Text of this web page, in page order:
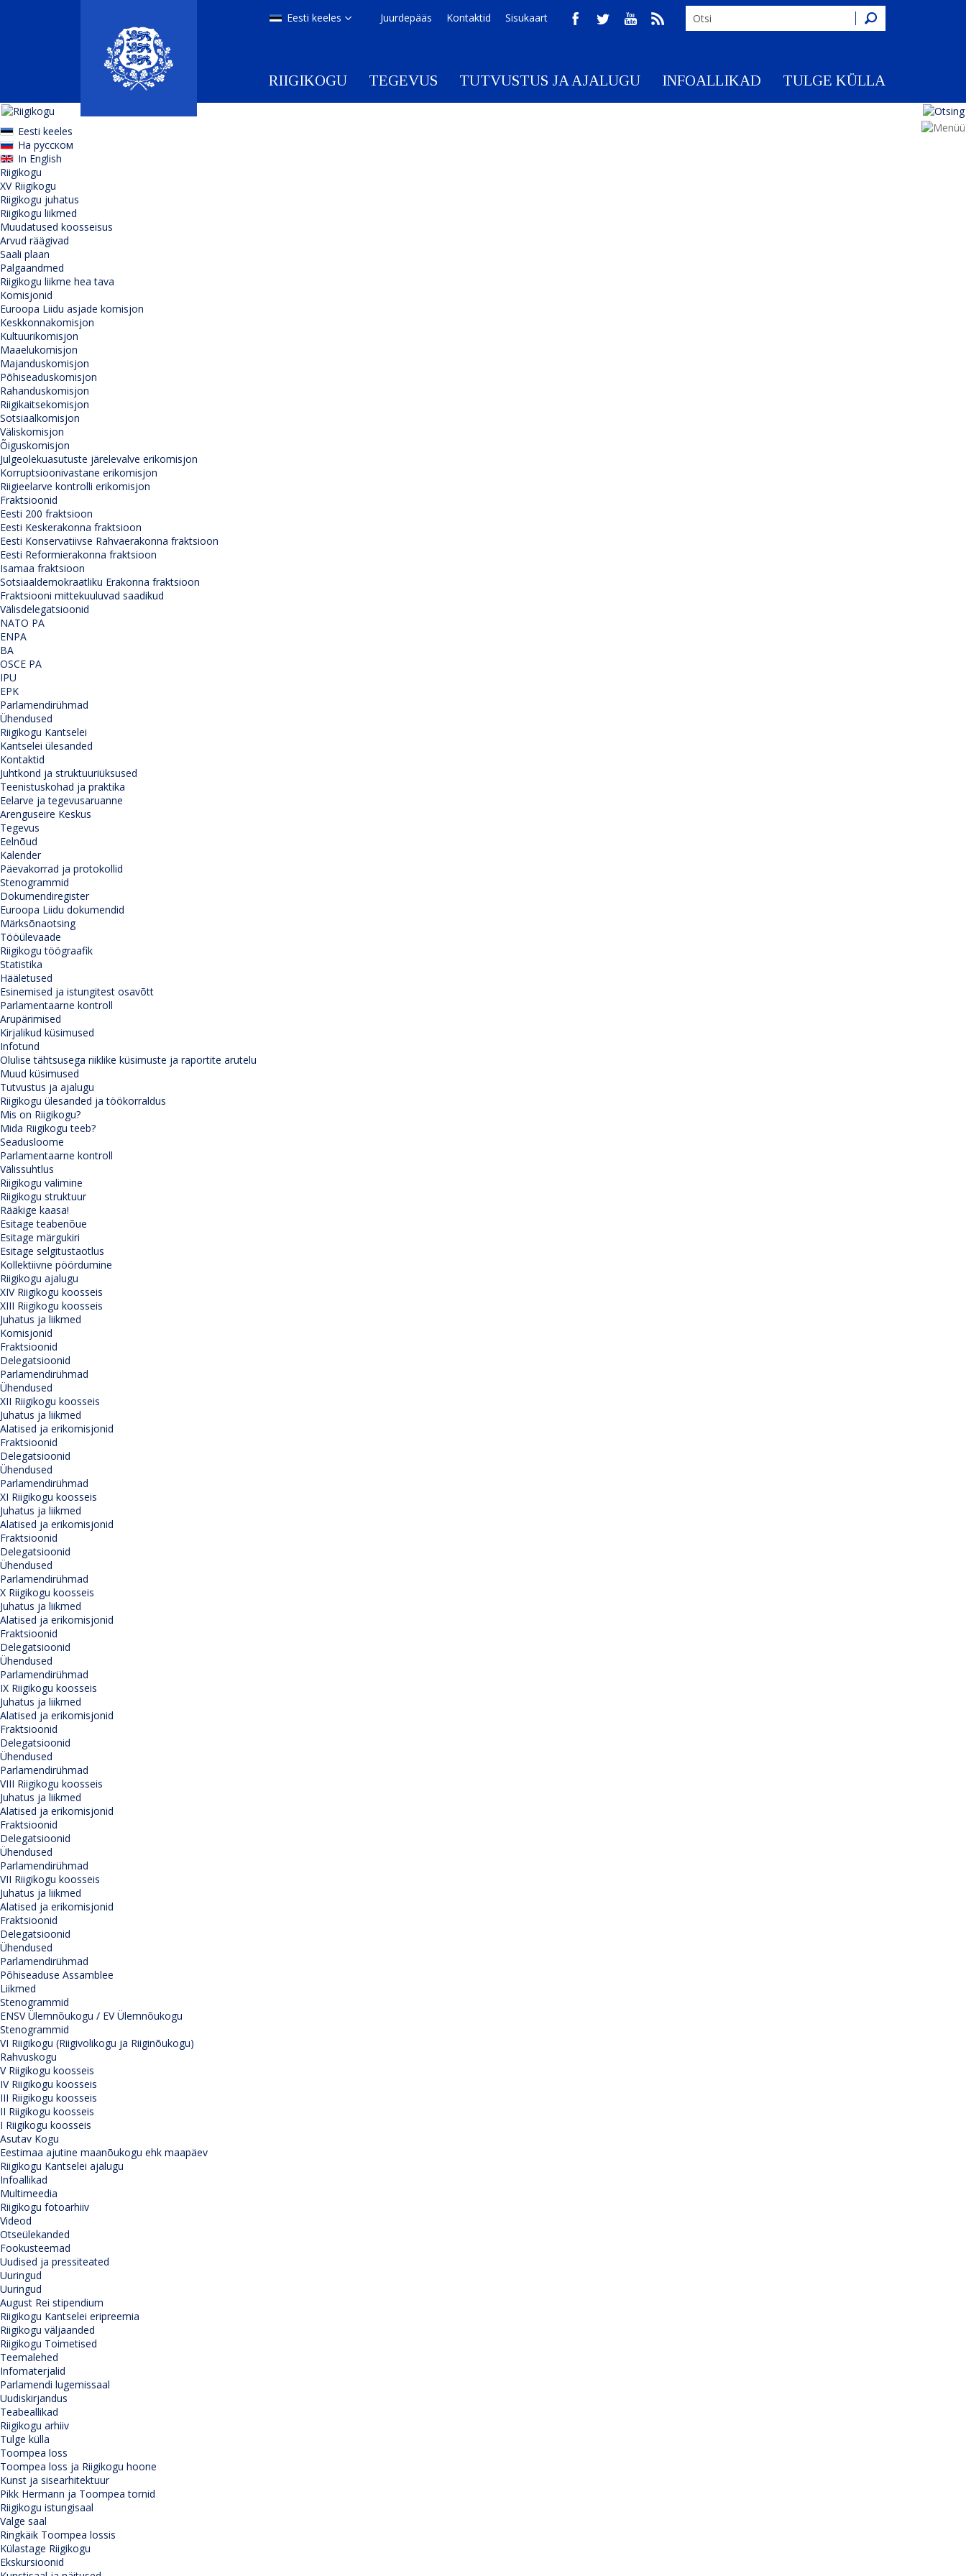
Otsing
Juurdepääs Kontaktid Sisukaart
Eesti keeles
RIIGIKOGU TEGEVUS TUTVUSTUS JA AJALUGU INFOALLIKAD TULGE KÜLLA
Eesti keeles
На русском
In English
Riigikogu
XV Riigikogu
Riigikogu juhatus
Riigikogu liikmed
Muudatused koosseisus
Arvud räägivad
Saali plaan
Palgaandmed
Riigikogu liikme hea tava
Komisjonid
Euroopa Liidu asjade komisjon
Keskkonnakomisjon
Kultuurikomisjon
Maaelukomisjon
Majanduskomisjon
Põhiseaduskomisjon
Rahanduskomisjon
Riigikaitsekomisjon
Sotsiaalkomisjon
Väliskomisjon
Õiguskomisjon
Julgeolekuasutuste järelevalve erikomisjon
Korruptsioonivastane erikomisjon
Riigieelarve kontrolli erikomisjon
Fraktsioonid
Eesti 200 fraktsioon
Eesti Keskerakonna fraktsioon
Eesti Konservatiivse Rahvaerakonna fraktsioon
Eesti Reformierakonna fraktsioon
Isamaa fraktsioon
Sotsiaaldemokraatliku Erakonna fraktsioon
Fraktsiooni mittekuuluvad saadikud
Välisdelegatsioonid
NATO PA
ENPA
BA
OSCE PA
IPU
EPK
Parlamendirühmad
Ühendused
Riigikogu Kantselei
Kantselei ülesanded
Kontaktid
Juhtkond ja struktuuriüksused
Teenistuskohad ja praktika
Eelarve ja tegevusaruanne
Arenguseire Keskus
Tegevus
Eelnõud
Kalender
Päevakorrad ja protokollid
Stenogrammid
Dokumendiregister
Euroopa Liidu dokumendid
Märksõnaotsing
Tööülevaade
Riigikogu töögraafik
Statistika
Hääletused
Esinemised ja istungitest osavõtt
Parlamentaarne kontroll
Arupärimised
Kirjalikud küsimused
Infotund
Olulise tähtsusega riiklike küsimuste ja raportite arutelu
Muud küsimused
Tutvustus ja ajalugu
Riigikogu ülesanded ja töökorraldus
Mis on Riigikogu?
Mida Riigikogu teeb?
Seadusloome
Parlamentaarne kontroll
Välissuhtlus
Riigikogu valimine
Riigikogu struktuur
Rääkige kaasa!
Esitage teabenõue
Esitage märgukiri
Esitage selgitustaotlus
Kollektiivne pöördumine
Riigikogu ajalugu
XIV Riigikogu koosseis
XIII Riigikogu koosseis
Juhatus ja liikmed
Komisjonid
Fraktsioonid
Delegatsioonid
Parlamendirühmad
Ühendused
XII Riigikogu koosseis
Juhatus ja liikmed
Alatised ja erikomisjonid
Fraktsioonid
Delegatsioonid
Ühendused
Parlamendirühmad
XI Riigikogu koosseis
Juhatus ja liikmed
Alatised ja erikomisjonid
Fraktsioonid
Delegatsioonid
Ühendused
Parlamendirühmad
X Riigikogu koosseis
Juhatus ja liikmed
Alatised ja erikomisjonid
Fraktsioonid
Delegatsioonid
Ühendused
Parlamendirühmad
IX Riigikogu koosseis
Juhatus ja liikmed
Alatised ja erikomisjonid
Fraktsioonid
Delegatsioonid
Ühendused
Parlamendirühmad
VIII Riigikogu koosseis
Juhatus ja liikmed
Alatised ja erikomisjonid
Fraktsioonid
Delegatsioonid
Ühendused
Parlamendirühmad
VII Riigikogu koosseis
Juhatus ja liikmed
Alatised ja erikomisjonid
Fraktsioonid
Delegatsioonid
Ühendused
Parlamendirühmad
Põhiseaduse Assamblee
Liikmed
Stenogrammid
ENSV Ülemnõukogu / EV Ülemnõukogu
Stenogrammid
VI Riigikogu (Riigivolikogu ja Riiginõukogu)
Rahvuskogu
V Riigikogu koosseis
IV Riigikogu koosseis
III Riigikogu koosseis
II Riigikogu koosseis
I Riigikogu koosseis
Asutav Kogu
Eestimaa ajutine maanõukogu ehk maapäev
Riigikogu Kantselei ajalugu
Infoallikad
Multimeedia
Riigikogu fotoarhiiv
Videod
Otseülekanded
Fookusteemad
Uudised ja pressiteated
Uuringud
Uuringud
August Rei stipendium
Riigikogu Kantselei eripreemia
Riigikogu väljaanded
Riigikogu Toimetised
Teemalehed
Infomaterjalid
Parlamendi lugemissaal
Uudiskirjandus
Teabeallikad
Riigikogu arhiiv
Tulge külla
Toompea loss
Toompea loss ja Riigikogu hoone
Kunst ja sisearhitektuur
Pikk Hermann ja Toompea tornid
Riigikogu istungisaal
Valge saal
Ringkäik Toompea lossis
Külastage Riigikogu
Ekskursioonid